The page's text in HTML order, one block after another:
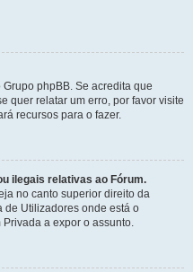
phpBB. Se acredita que
quer relatar um erro, por favor visite
recursos para o fazer.
ilegais relativas ao Fórum.
no canto superior direito da
de Utilizadores onde está o
a expor o assunto.